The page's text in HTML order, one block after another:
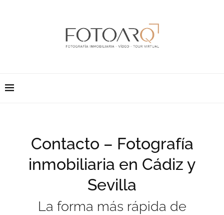
Contacto – Fotografía
inmobiliaria en Cádiz y
Sevilla
La forma más rápida de